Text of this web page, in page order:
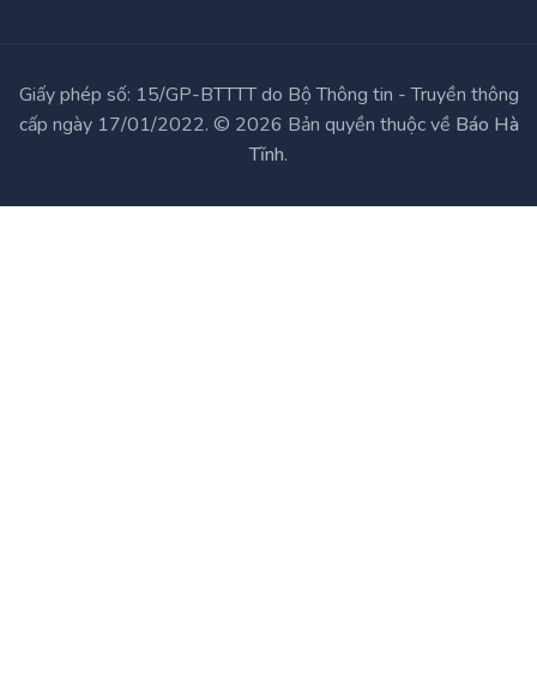
Giấy phép số: 15/GP-BTTTT do Bộ Thông tin - Truyền thông
cấp ngày 17/01/2022. © 2026 Bản quyền thuộc về Báo Hà
Tĩnh.